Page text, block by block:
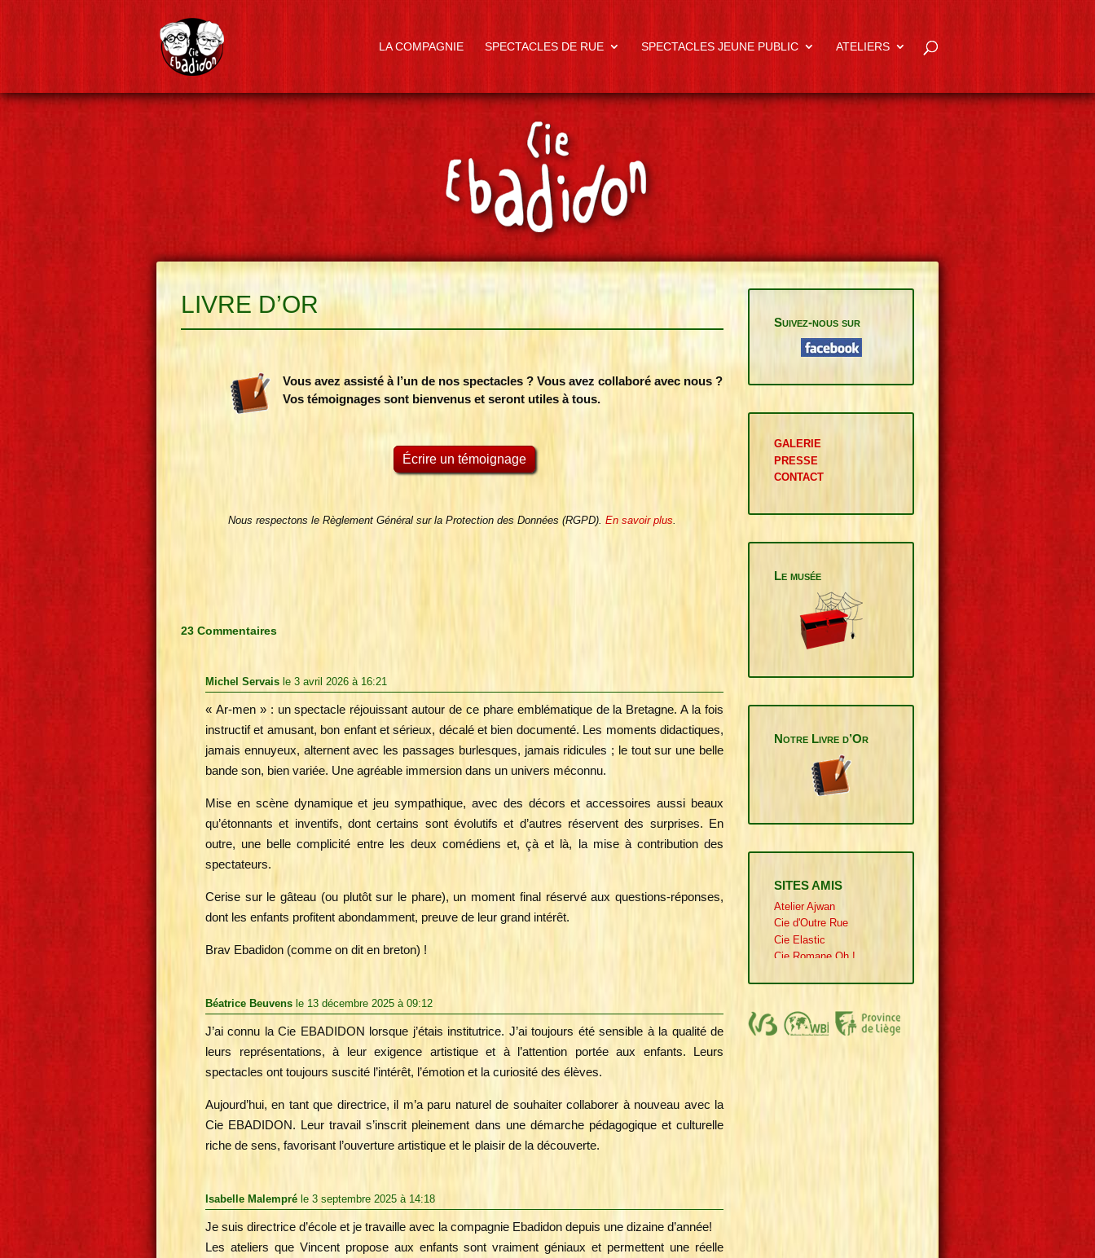
LA COMPAGNIE SPECTACLES DE RUE SPECTACLES JEUNE PUBLIC ATELIERS
LIVRE D’OR
Vous avez assisté à l’un de nos spectacles ? Vous avez collaboré avec nous ?
Vos témoignages sont bienvenus et seront utiles à tous.
Écrire un témoignage
Nous respectons le Règlement Général sur la Protection des Données (RGPD). En savoir plus.
23 Commentaires
Michel Servais le 3 avril 2026 à 16:21
« Ar-men » : un spectacle réjouissant autour de ce phare emblématique de la Bretagne. A la fois
instructif et amusant, bon enfant et sérieux, décalé et bien documenté. Les moments didactiques,
jamais ennuyeux, alternent avec les passages burlesques, jamais ridicules ; le tout sur une belle
bande son, bien variée. Une agréable immersion dans un univers méconnu.
Mise en scène dynamique et jeu sympathique, avec des décors et accessoires aussi beaux
qu’étonnants et inventifs, dont certains sont évolutifs et d’autres réservent des surprises. En
outre, une belle complicité entre les deux comédiens et, çà et là, la mise à contribution des
spectateurs.
Cerise sur le gâteau (ou plutôt sur le phare), un moment final réservé aux questions-réponses,
dont les enfants profitent abondamment, preuve de leur grand intérêt.
Brav Ebadidon (comme on dit en breton) !
Béatrice Beuvens le 13 décembre 2025 à 09:12
J’ai connu la Cie EBADIDON lorsque j’étais institutrice. J’ai toujours été sensible à la qualité de
leurs représentations, à leur exigence artistique et à l’attention portée aux enfants. Leurs
spectacles ont toujours suscité l’intérêt, l’émotion et la curiosité des élèves.
Aujourd’hui, en tant que directrice, il m’a paru naturel de souhaiter collaborer à nouveau avec la
Cie EBADIDON. Leur travail s’inscrit pleinement dans une démarche pédagogique et culturelle
riche de sens, favorisant l’ouverture artistique et le plaisir de la découverte.
Isabelle Malempré le 3 septembre 2025 à 14:18
Je suis directrice d’école et je travaille avec la compagnie Ebadidon depuis une dizaine d’année!
Les ateliers que Vincent propose aux enfants sont vraiment géniaux et permettent une réelle
Suivez-nous sur
GALERIE
PRESSE
CONTACT
Le musée
Notre Livre d’Or
SITES AMIS
Atelier Ajwan
Cie d'Outre Rue
Cie Elastic
Cie Romane Oh !
Eric Grundmann
Laurent Couline